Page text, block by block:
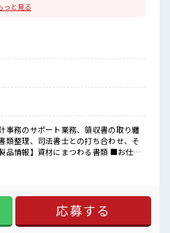
ベート満喫！
の職場≫
的に自由！
イ≫
不安だけど、
！
目指していきましょう！
め！！
アカラーOK！
っと見る
事務のサポート業務、領収書の取り纏
類整理、司法書士との打ち合わせ、そ
報】資材にまつわる書類 ■お仕事
分の時間をしっかり確保できる、 残業
ラーOKで自由な雰囲気の職場≫ 明る
ば基本的に自由！ (規定有)≪未経験の
いことにチャレンジするのは不安だけ
が整っています！ イチからスキルUP・
応募する